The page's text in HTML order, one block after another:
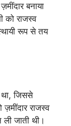
बनाया
को राजस्व
रूप से तय
था, जिससे
राजस्व
जाती थी।